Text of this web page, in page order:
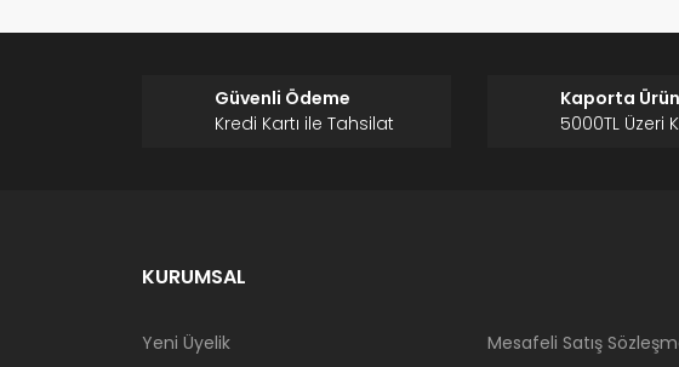
Güvenli Ödeme
Kredi Kartı ile Tahsilat
Kaporta
5000TL Üzeri
KURUMSAL
Yeni Üyelik Mesafeli Satış